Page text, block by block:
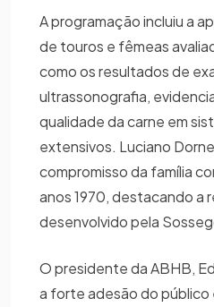
A programação incluiu a
de touros e fêmeas
como os resultados de
ultrassonografia,
qualidade da carne em
extensivos. Luciano
compromisso da família
anos 1970, destacando a
desenvolvido pela
O presidente da ABHB,
a forte adesão do público